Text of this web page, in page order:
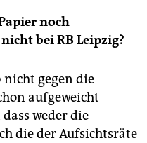
noch
bei RB Leipzig?
gegen die
aufgeweicht
weder die
die der Aufsichtsräte